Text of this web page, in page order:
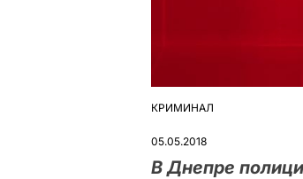
ОПУБЛІКУВАТИ
КРИМИНАЛ
05.05.2018
В Днепре